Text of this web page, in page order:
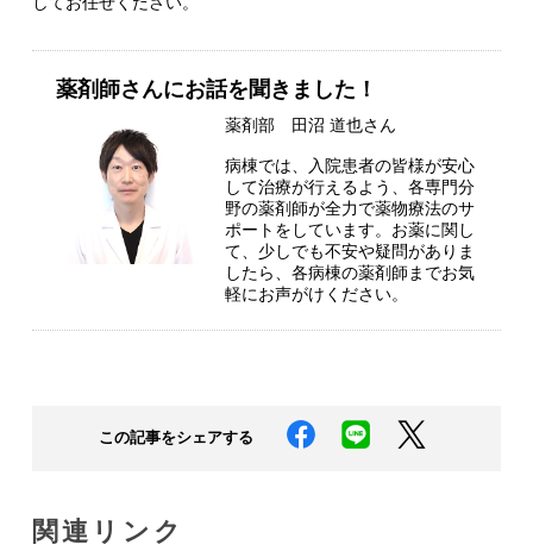
薬剤師さんにお話を聞きました！
薬剤部 田沼 道也さん
病棟では、入院患者の皆様が安心
して治療が行えるよう、各専門分
野の薬剤師が全力で薬物療法のサ
ポートをしています。お薬に関し
て、少しでも不安や疑問がありま
したら、各病棟の薬剤師までお気
軽にお声がけください。
この記事をシェアする
関連リンク